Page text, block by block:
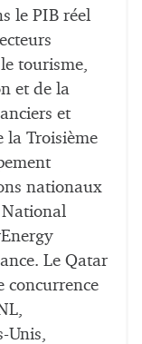
le PIB réel
tourisme,
et de la
et
la Troisième
nationaux
Le Qatar
concurrence
Unis,